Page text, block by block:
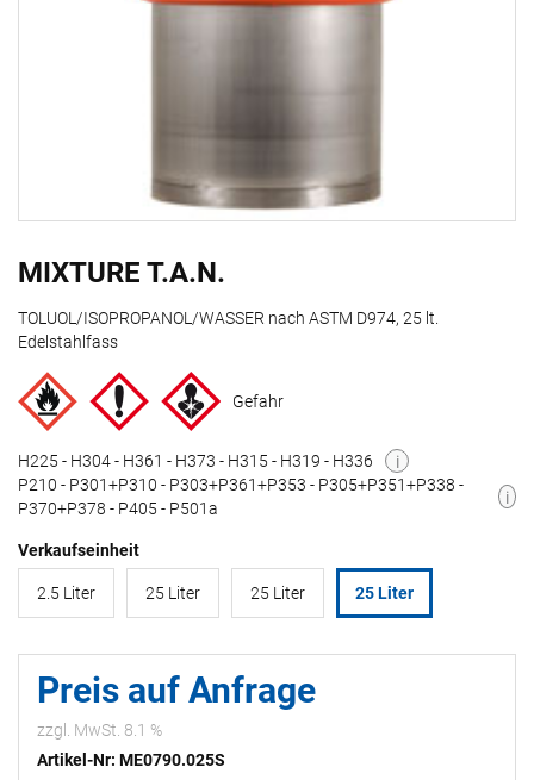
MIXTURE T.A.N.
TOLUOL/ISOPROPANOL/WASSER nach ASTM D974, 25 lt.
Edelstahlfass
Gefahr
H225 - H304 - H361 - H373 - H315 - H319 - H336
i
P210 - P301+P310 - P303+P361+P353 - P305+P351+P338 -
P370+P378 - P405 - P501a
i
Verkaufseinheit
2.5 Liter 25 Liter 25 Liter 25 Liter
Preis auf Anfrage
zzgl. MwSt. 8.1 %
Artikel-Nr: ME0790.025S